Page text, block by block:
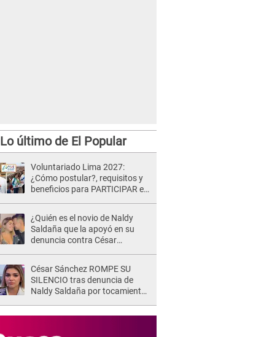
Lo último de El Popular
Voluntariado Lima 2027:
¿Cómo postular?, requisitos y
beneficios para PARTICIPAR en
¿Quién es el novio de Naldy
Saldaña que la apoyó en su
denuncia contra César
César Sánchez ROMPE SU
SILENCIO tras denuncia de
Naldy Saldaña por tocamientos